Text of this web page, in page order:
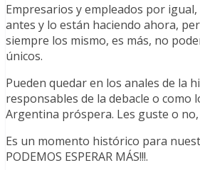
Empresarios y empleados por
antes y lo están haciendo ahora,
siempre los mismo, es más, no
únicos.
Pueden quedar en los anales de la
responsables de la debacle o como
Argentina próspera. Les guste o no,
Es un momento histórico para
PODEMOS ESPERAR MÁS!!!.